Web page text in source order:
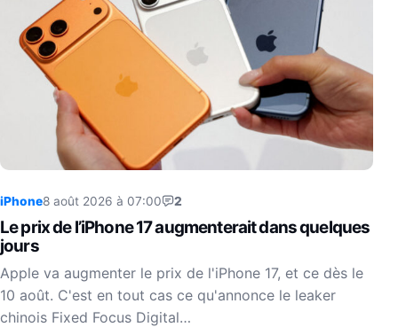
iPhone8 août 2026 à 07:00 2
Le prix de l’iPhone 17 augmenterait dans quelques
jours
Apple va augmenter le prix de l'iPhone 17, et ce dès le
10 août. C'est en tout cas ce qu'annonce le leaker
chinois Fixed Focus Digital…